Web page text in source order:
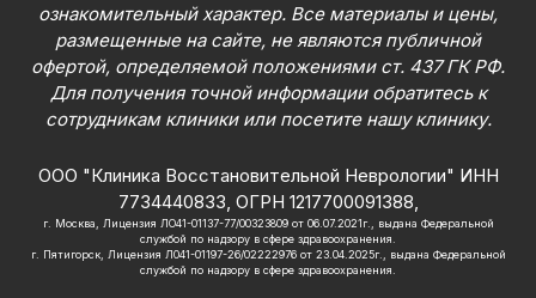
ознакомительный характер. Все материалы и цены,
размещенные на сайте, не являются публичной
офертой, определяемой положениями ст. 437 ГК РФ.
Для получения точной информации обратитесь к
сотрудникам клиники или посетите нашу клинику.
ООО "Клиника Восстановительной Неврологии" ИНН
7734440833, ОГРН 1217700091388,
г. Москва, Лицензия ЛО41-01137-77/00323809 от 06.07.2021г., выдана Федеральной
службой по надзору в сфере здравоохранения.
г. Пятигорск, Лицензия Л041-01197-26/02222976 от 23.04.2025г., выдана Федеральной
службой по надзору в сфере здравоохранения.